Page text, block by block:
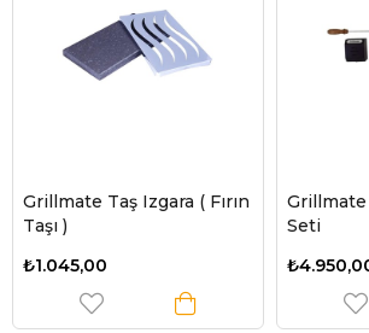
Grillmate Taş Izgara ( Fırın
Taşı )
₺1.045,00
Seti